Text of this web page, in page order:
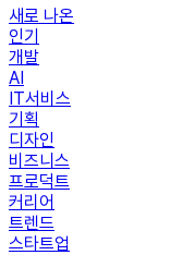
새로 나온
인기
개발
AI
IT서비스
기획
디자인
비즈니스
프로덕트
커리어
트렌드
스타트업